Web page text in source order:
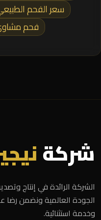
سعر الفحم
فحم
شركة
الشركة الرائدة في إنتاج
الجودة العالمية ونضمن رضا
وخدمة استثنائية.